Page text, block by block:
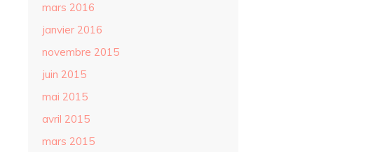
mars 2016
janvier 2016
novembre 2015
juin 2015
mai 2015
avril 2015
mars 2015